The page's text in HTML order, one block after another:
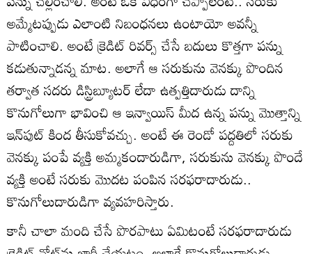
అమ్మేటప్పుడు ఎలాంటి నిబంధనలు ఉంటాయో అవన్నీ
పాటించాలి. అంటే క్రెడిట్‌ రివర్స్‌ చేసే బదులు కొత్తగా పన్ను
కడుతున్నాడన్న మాట. అలాగే ఆ సరుకును వెనక్కు పొందిన
తర్వాత సదరు డిస్ట్రిబ్యూటర్‌ లేదా ఉత్పత్తిదారుడు దాన్ని
కొనుగోలుగా భావించి ఆ ఇన్వాయిస్‌ మీద ఉన్న పన్ను మొత్తాన్ని
ఇన్‌పుట్‌ కింద తీసుకోవచ్చు. అంటే ఈ రెండో పద్దతిలో సరుకు
వెనక్కు పంపే వ్యక్తి అమ్మకందారుడిగా, సరుకును వెనక్కు పొందే
వ్యక్తి అంటే సరుకు మొదట పంపిన సరఫరాదారుడు..
కొనుగోలుదారుడిగా వ్యవహరిస్తారు.
కానీ చాలా మంది చేసే పొరపాటు ఏమిటంటే సరఫరాదారుడు